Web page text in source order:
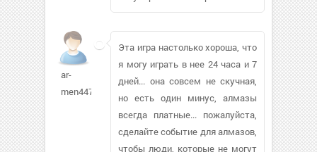
ar-
men447
Эта игра настолько хороша, что
я могу играть в нее 24 часа и 7
дней... она совсем не скучная,
но есть один минус, алмазы
всегда платные... пожалуйста,
сделайте событие для алмазов,
чтобы люди, которые не могут